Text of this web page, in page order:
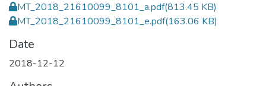
MT_2018_21610099_8101_a.pdf(813.45 KB)
MT_2018_21610099_8101_e.pdf(163.06 KB)
Date
2018-12-12